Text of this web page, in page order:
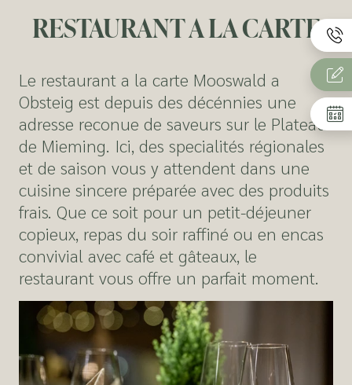
RESTAURANT A LA CARTE
Le restaurant a la carte Mooswald a
Obsteig est depuis des décénnies une
adresse reconue de saveurs sur le Plateau
de Mieming. Ici, des specialités régionales
et de saison vous y attendent dans une
cuisine sincere préparée avec des produits
frais. Que ce soit pour un petit-déjeuner
copieux, repas du soir raffiné ou en encas
convivial avec café et gâteaux, le
restaurant vous offre un parfait moment.